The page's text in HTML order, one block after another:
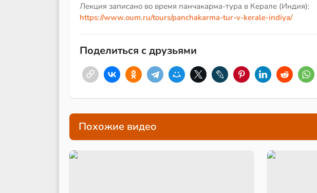
Лекция записано во время панчакарма-тура в Керале (Индия):
https://www.oum.ru/tours/panchakarma-tur-v-kerale-indiya/
Поделиться с друзьями
Похожие видео